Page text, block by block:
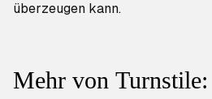
überzeugen kann.
Mehr von Turnstile: